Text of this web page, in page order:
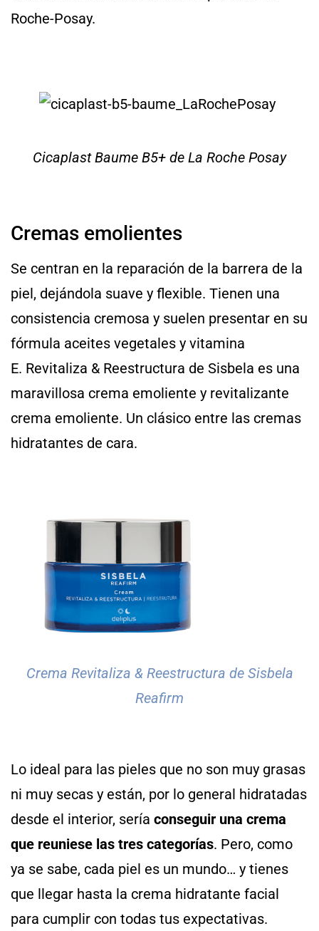
Roche-Posay.
Cicaplast Baume B5+ de La Roche Posay
Cremas emolientes
Se centran en la reparación de la barrera de la
piel, dejándola suave y flexible. Tienen una
consistencia cremosa y suelen presentar en su
fórmula aceites vegetales y vitamina
E. Revitaliza & Reestructura de Sisbela es una
maravillosa crema emoliente y revitalizante
crema emoliente. Un clásico entre las cremas
hidratantes de cara.
Crema Revitaliza & Reestructura de Sisbela
Reafirm
Lo ideal para las pieles que no son muy grasas
ni muy secas y están, por lo general hidratadas
desde el interior, sería conseguir una crema
que reuniese las tres categorías. Pero, como
ya se sabe, cada piel es un mundo… y tienes
que llegar hasta la crema hidratante facial
para cumplir con todas tus expectativas.